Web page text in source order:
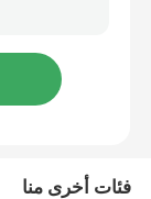
فئات أخرى منا